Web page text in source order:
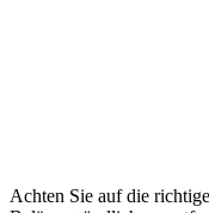
Achten Sie auf die